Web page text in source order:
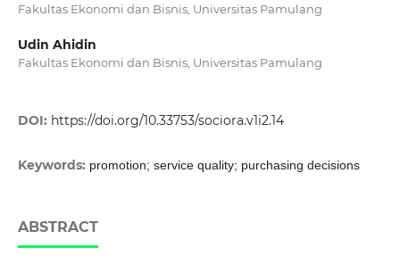
Fakultas Ekonomi dan Bisnis, Universitas Pamulang
Udin Ahidin
Fakultas Ekonomi dan Bisnis, Universitas Pamulang
DOI: https://doi.org/10.33753/sociora.v1i2.14
Keywords: promotion; service quality; purchasing decisions
ABSTRACT